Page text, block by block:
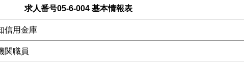
求人番号05-6-004 基本情報表
信用金庫
関職員